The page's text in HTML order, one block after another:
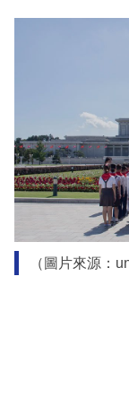
（圖片來源：